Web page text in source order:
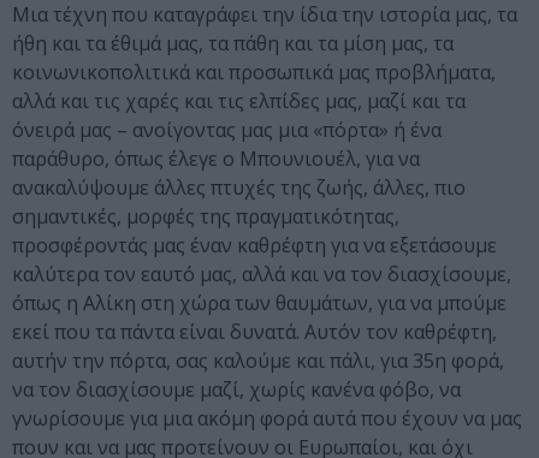
Μια τέχνη που καταγράφει την ίδια την ιστορία μας, τα
ήθη και τα έθιμά μας, τα πάθη και τα μίση μας, τα
κοινωνικοπολιτικά και προσωπικά μας προβλήματα,
αλλά και τις χαρές και τις ελπίδες μας, μαζί και τα
όνειρά μας – ανοίγοντας μας μια «πόρτα» ή ένα
παράθυρο, όπως έλεγε ο Μπουνιουέλ, για να
ανακαλύψουμε άλλες πτυχές της ζωής, άλλες, πιο
σημαντικές, μορφές της πραγματικότητας,
προσφέροντάς μας έναν καθρέφτη για να εξετάσουμε
καλύτερα τον εαυτό μας, αλλά και να τον διασχίσουμε,
όπως η Αλίκη στη χώρα των θαυμάτων, για να μπούμε
εκεί που τα πάντα είναι δυνατά. Αυτόν τον καθρέφτη,
αυτήν την πόρτα, σας καλούμε και πάλι, για 35η φορά,
να τον διασχίσουμε μαζί, χωρίς κανένα φόβο, να
γνωρίσουμε για μια ακόμη φορά αυτά που έχουν να μας
πουν και να μας προτείνουν οι Ευρωπαίοι, και όχι